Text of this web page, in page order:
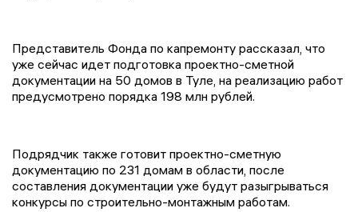
Представитель Фонда по капремонту рассказал, что
уже сейчас идет подготовка проектно-сметной
документации на 50 домов в Туле, на реализацию работ
предусмотрено порядка 198 млн рублей.
Подрядчик также готовит проектно-сметную
документацию по 231 домам в области, после
составления документации уже будут разыгрываться
конкурсы по строительно-монтажным работам.